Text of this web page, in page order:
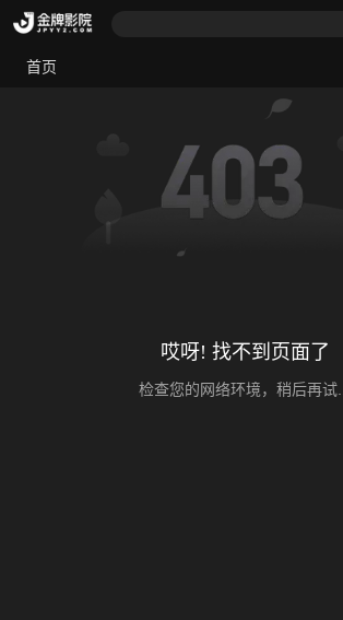
首页
哎呀! 找不到页面了
检查您的网络环境，稍后再试...